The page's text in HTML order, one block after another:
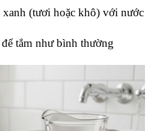
(tươi hoặc khô) với nước
tắm như bình thường